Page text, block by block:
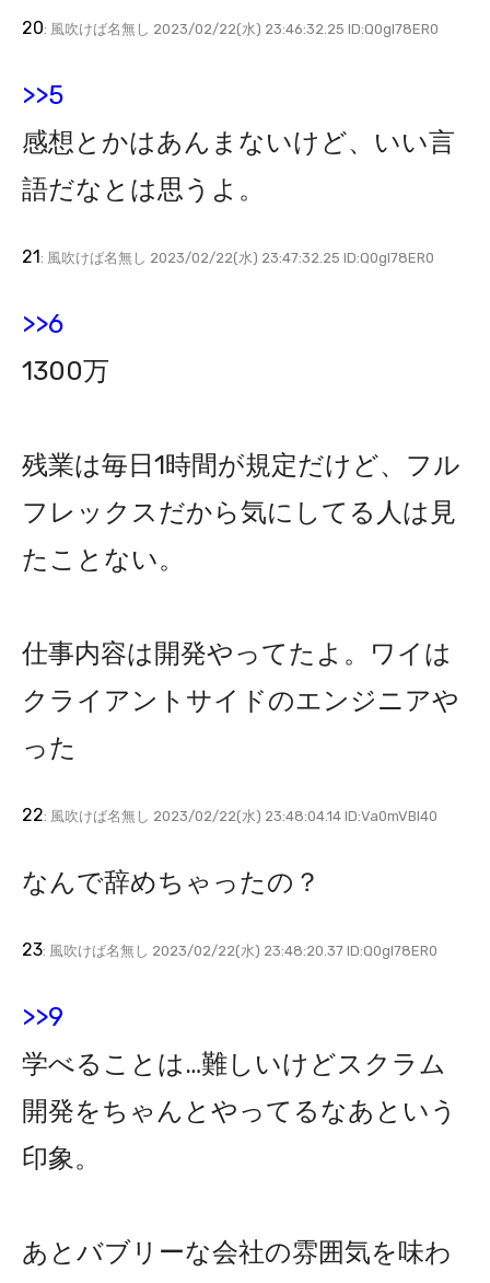
20: 風吹けば名無し 2023/02/22(水) 23:46:32.25 ID:Q0gl78ER0
>>5
感想とかはあんまないけど、いい言
語だなとは思うよ。
21: 風吹けば名無し 2023/02/22(水) 23:47:32.25 ID:Q0gl78ER0
>>6
1300万
残業は毎日1時間が規定だけど、フル
フレックスだから気にしてる人は見
たことない。
仕事内容は開発やってたよ。ワイは
クライアントサイドのエンジニアや
った
22: 風吹けば名無し 2023/02/22(水) 23:48:04.14 ID:Va0mVBl40
なんで辞めちゃったの？
23: 風吹けば名無し 2023/02/22(水) 23:48:20.37 ID:Q0gl78ER0
>>9
学べることは…難しいけどスクラム
開発をちゃんとやってるなあという
印象。
あとバブリーな会社の雰囲気を味わ